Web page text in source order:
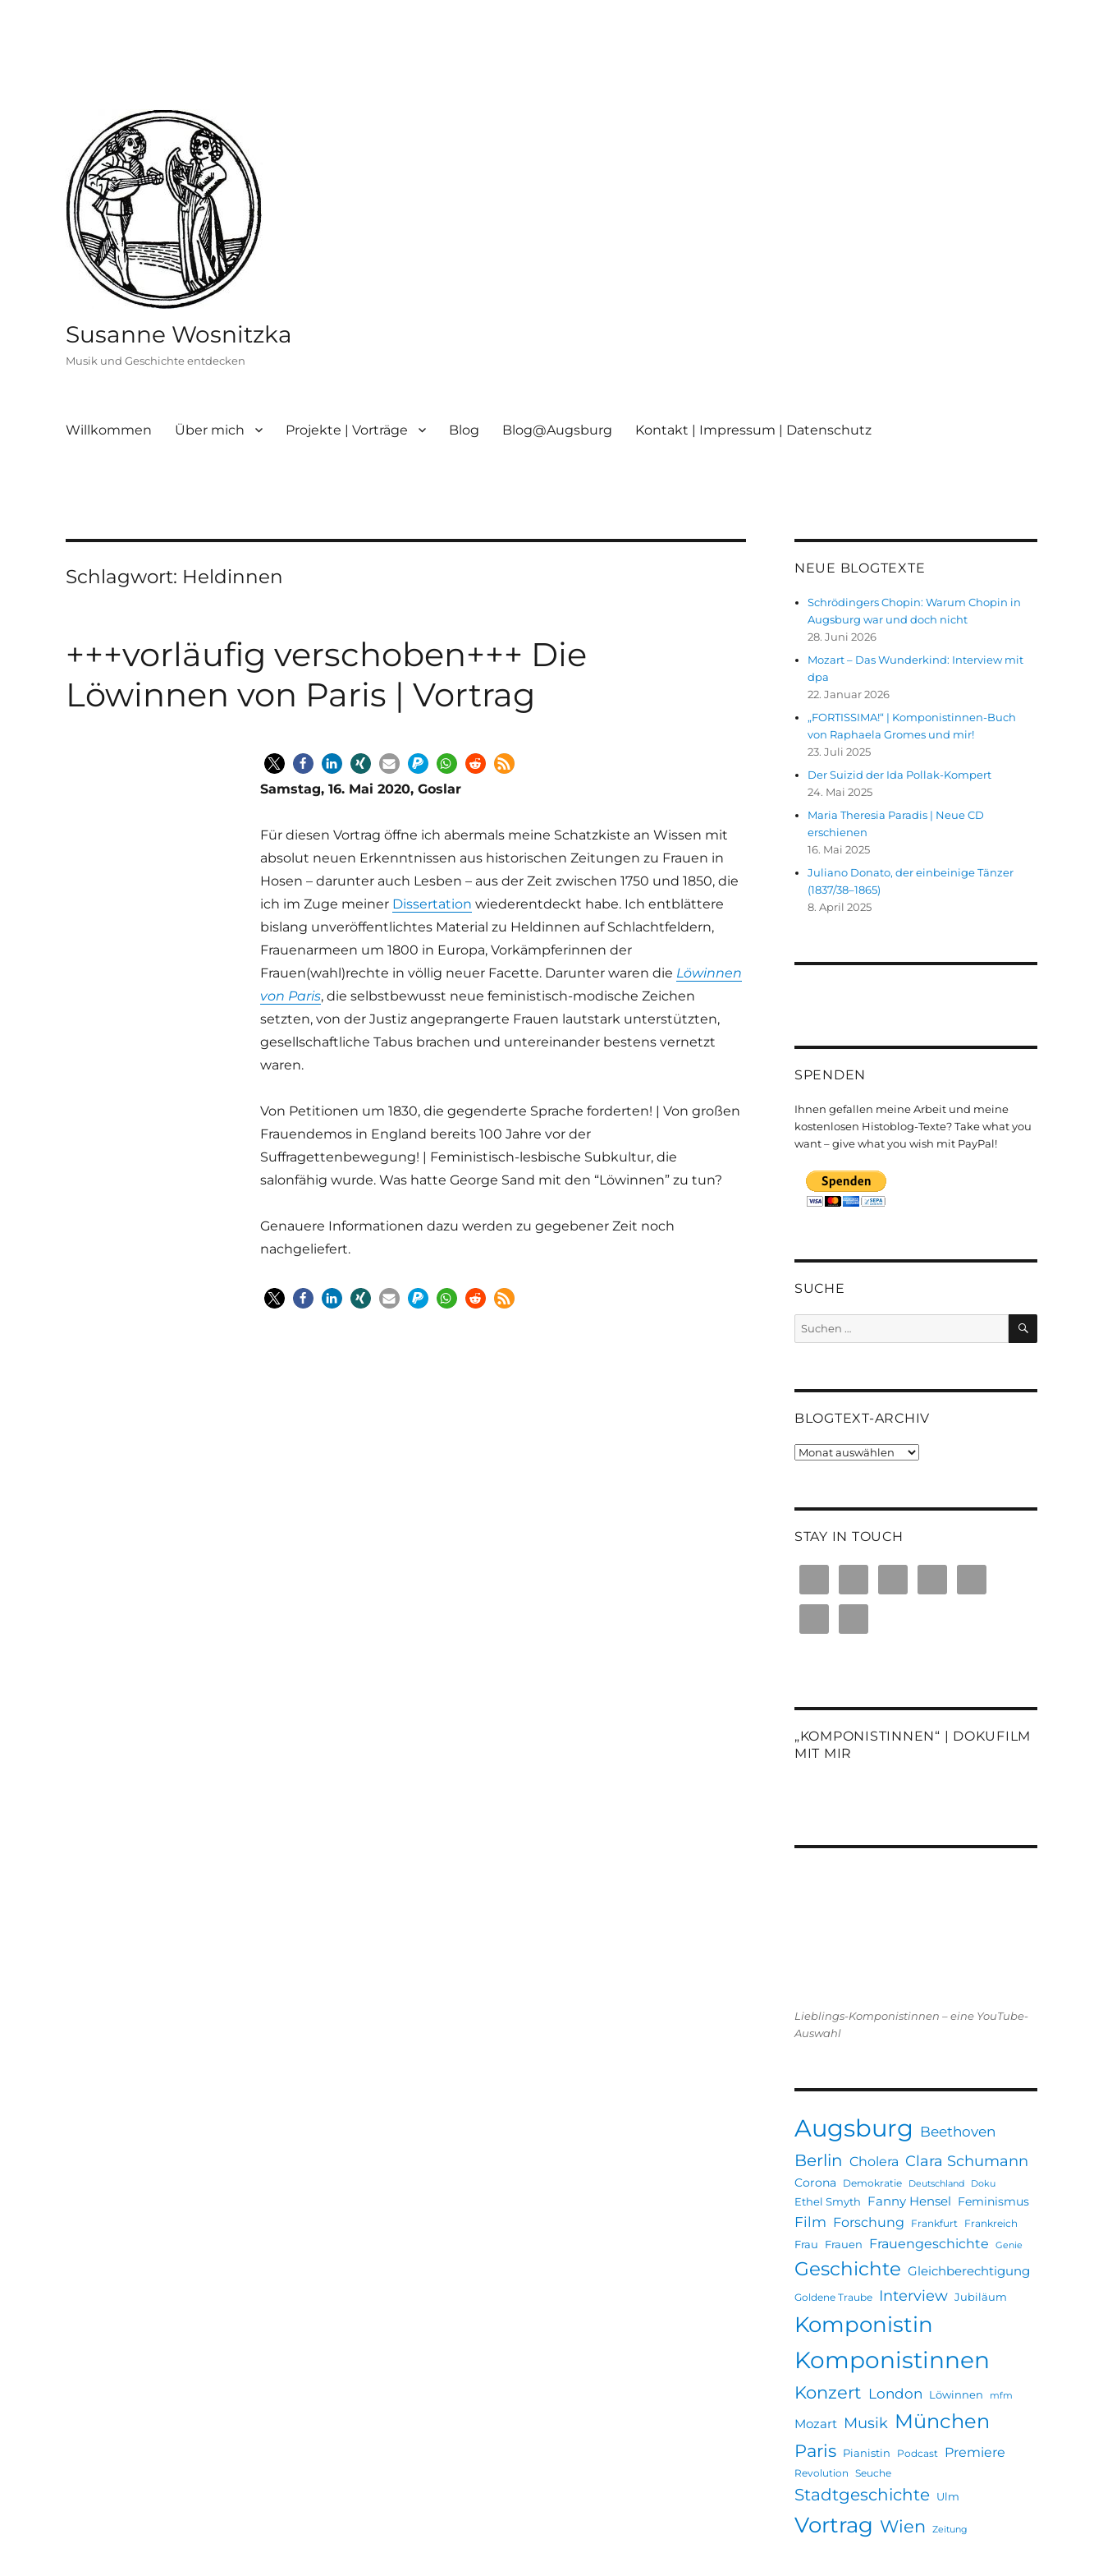
Susanne Wosnitzka
Musik und Geschichte entdecken
Willkommen Über mich Projekte | Vorträge Blog Blog@Augsburg Kontakt | Impressum | Datenschutz
Schlagwort: Heldinnen
+++vorläufig verschoben+++ Die
Löwinnen von Paris | Vortrag
Samstag, 16. Mai 2020, Goslar
Für diesen Vortrag öffne ich abermals meine Schatzkiste an Wissen mit
absolut neuen Erkenntnissen aus historischen Zeitungen zu Frauen in
Hosen – darunter auch Lesben –aus der Zeit zwischen 1750 und 1850, die
ich im Zuge meiner Dissertation wiederentdeckt habe. Ich entblättere
bislang unveröffentlichtes Material zu Heldinnen auf Schlachtfeldern,
Frauenarmeen um 1800 in Europa, Vorkämpferinnen der
Frauen(wahl)rechte in völlig neuer Facette. Darunter waren die Löwinnen
von Paris, die selbstbewusst neue feministisch-modische Zeichen
setzten, von der Justiz angeprangerte Frauen lautstark unterstützten,
gesellschaftliche Tabus brachen und untereinander bestens vernetzt
waren.
Von Petitionen um 1830, die gegenderte Sprache forderten! | Von großen
Frauendemos in England bereits 100 Jahre vor der
Suffragettenbewegung! | Feministisch-lesbische Subkultur, die
salonfähig wurde. Was hatte George Sand mit den “Löwinnen” zu tun?
Genauere Informationen dazu werden zu gegebener Zeit noch
nachgeliefert.
NEUE BLOGTEXTE
Schrödingers Chopin: Warum Chopin in
Augsburg war und doch nicht
28. Juni 2026
Mozart – Das Wunderkind: Interview mit
dpa
22. Januar 2026
„FORTISSIMA!“ | Komponistinnen-Buch
von Raphaela Gromes und mir!
23. Juli 2025
Der Suizid der Ida Pollak-Kompert
24. Mai 2025
Maria Theresia Paradis | Neue CD
erschienen
16. Mai 2025
Juliano Donato, der einbeinige Tänzer
(1837/38–1865)
8. April 2025
SPENDEN
Ihnen gefallen meine Arbeit und meine
kostenlosen Histoblog-Texte? Take what you
want – give what you wish mit PayPal!
SUCHE
Suchen
SUCHEN
BLOGTEXT-ARCHIV
Blogtext-
STAY IN TOUCH
„KOMPONISTINNEN“ | DOKUFILM
MIT MIR
Lieblings-Komponistinnen – eine YouTube-
Auswahl
Augsburg Beethoven
Berlin Cholera Clara Schumann
Corona Demokratie Deutschland Doku
Ethel Smyth Fanny Hensel Feminismus
Film Forschung Frankfurt Frankreich
Frau Frauen Frauengeschichte Genie
Geschichte Gleichberechtigung
Goldene Traube Interview Jubiläum
Komponistin
Komponistinnen
Konzert London Löwinnen mfm
Mozart Musik München
Paris Pianistin Podcast Premiere
Revolution Seuche
Stadtgeschichte Ulm
Vortrag Wien Zeitung